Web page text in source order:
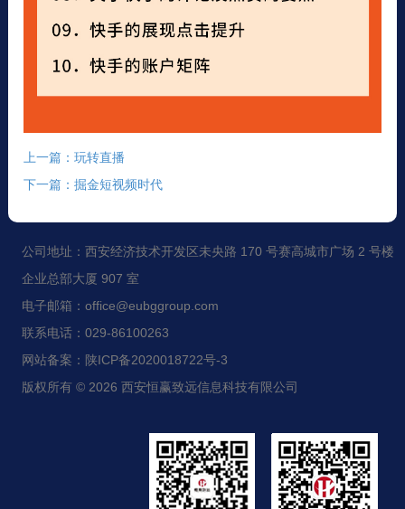
上一篇：玩转直播
下一篇：掘金短视频时代
公司地址：西安经济技术开发区未央路 170 号赛高城市广场 2 号楼
企业总部大厦 907 室
电子邮箱：office@eubggroup.com
联系电话：029-86100263
网站备案：陕ICP备2020018722号-3
版权所有 © 2026 西安恒赢致远信息科技有限公司